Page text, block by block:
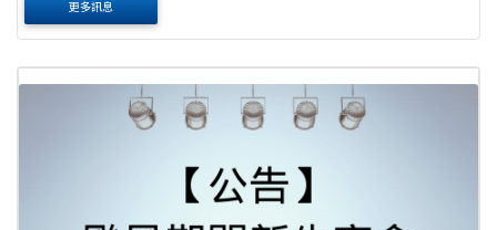
更多訊息